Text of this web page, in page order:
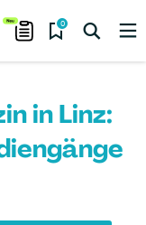
0
in Linz: